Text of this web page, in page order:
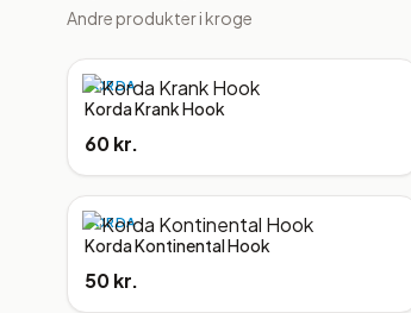
Andre produkter i kroge
KORDA
Korda Krank Hook
60 kr.
KORDA
Korda Kontinental Hook
50 kr.